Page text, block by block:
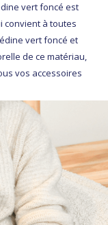
vert foncé est
convient à toutes
vert foncé et
de ce matériau,
vos accessoires